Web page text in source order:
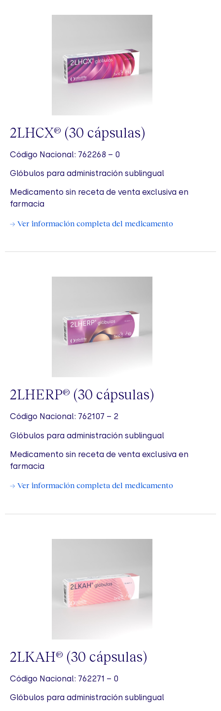
2LHCX® (30 cápsulas)
Código Nacional: 762268 – 0
Glóbulos para administración sublingual
Medicamento sin receta de venta exclusiva en
farmacia
→ Ver información completa del medicamento
2LHERP® (30 cápsulas)
Código Nacional: 762107 – 2
Glóbulos para administración sublingual
Medicamento sin receta de venta exclusiva en
farmacia
→ Ver información completa del medicamento
2LKAH® (30 cápsulas)
Código Nacional: 762271 – 0
Glóbulos para administración sublingual